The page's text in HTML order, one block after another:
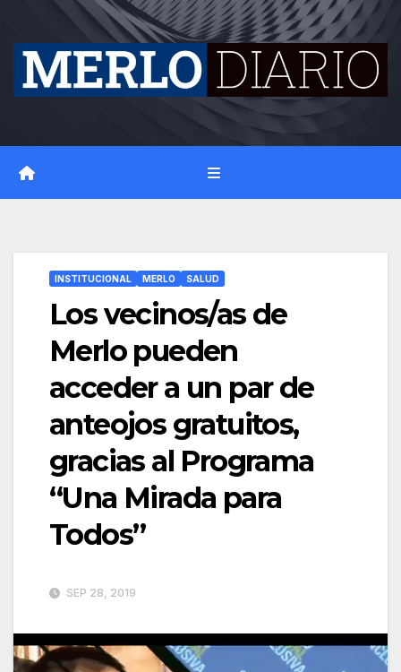
content
INSTITUCIONAL MERLO SALUD
Los vecinos/as de
Merlo pueden
acceder a un par de
anteojos gratuitos,
gracias al Programa
“Una Mirada para
Todos”
SEP 28, 2019